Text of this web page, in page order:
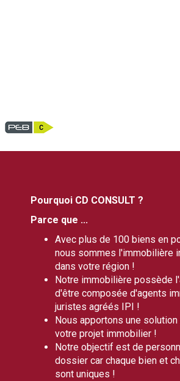
Pourquoi CD CONSULT ?
Parce que ...
Avec plus de 100 biens en
nous sommes l'immobilière
dans votre région !
Notre immobilière possède
d'être composée d'agents
juristes agréés IPI !
Nous apportons une
votre projet immobilier !
Notre objectif est de
dossier car chaque bien et
sont uniques !